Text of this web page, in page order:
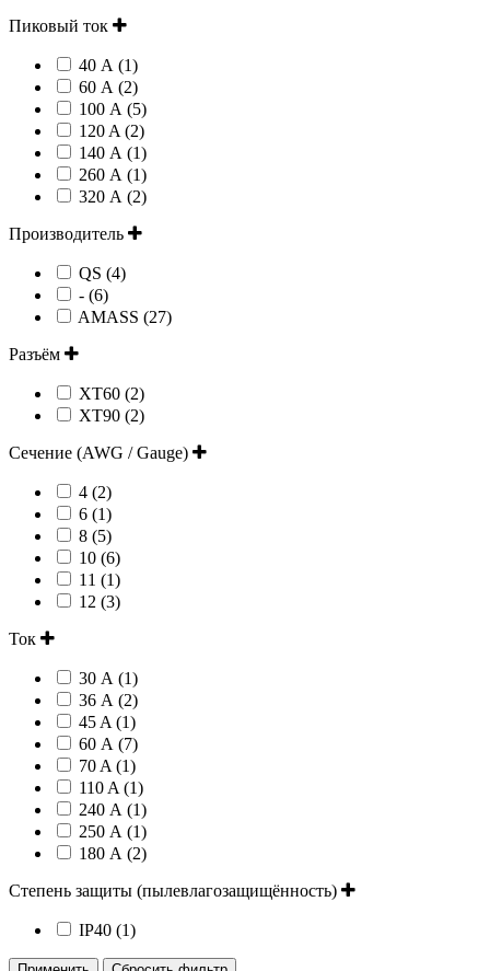
Пиковый ток
40 А (1)
60 А (2)
100 А (5)
120 A (2)
140 А (1)
260 А (1)
320 А (2)
Производитель
QS (4)
- (6)
AMASS (27)
Разъём
XT60 (2)
XT90 (2)
Сечение (AWG / Gauge)
4 (2)
6 (1)
8 (5)
10 (6)
11 (1)
12 (3)
Ток
30 А (1)
36 А (2)
45 A (1)
60 А (7)
70 A (1)
110 A (1)
240 А (1)
250 А (1)
180 А (2)
Степень защиты (пылевлагозащищённость)
IP40 (1)